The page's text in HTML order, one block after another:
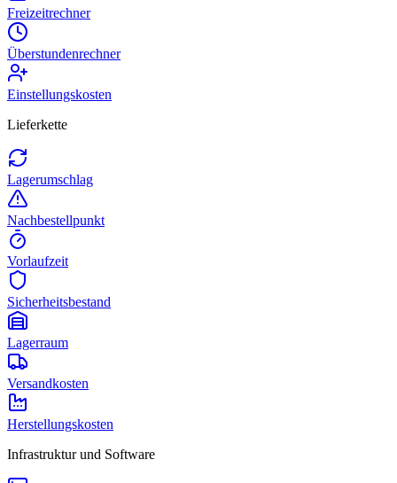
Freizeitrechner
Überstundenrechner
Einstellungskosten
Lieferkette
Lagerumschlag
Nachbestellpunkt
Vorlaufzeit
Sicherheitsbestand
Lagerraum
Versandkosten
Herstellungskosten
Infrastruktur und Software